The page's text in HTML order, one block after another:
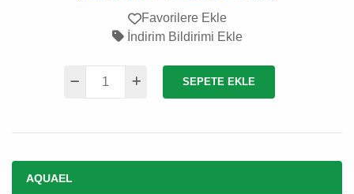
Favorilere Ekle
İndirim Bildirimi Ekle
SEPETE EKLE
AQUAEL